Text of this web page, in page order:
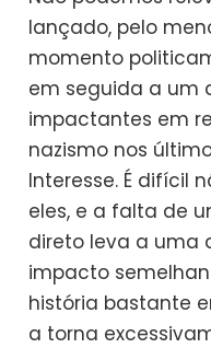
lançado, pelo
momento
em seguida a um
impactantes em
nazismo nos
Interesse. É difícil
eles, e a falta de
direto leva a uma
impacto
história bastante
a torna